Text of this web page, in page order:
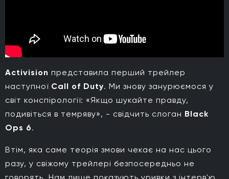
Activision представила перший трейлер
наступної Call of Duty. Ми знову занурюємося у
світ конспірології: «Якщо шукайте правду,
подивіться в темряву», - свідчить слоган Black
Ops 6.
Втім, яка саме теорія змови чекає на нас цього
разу, у свіжому трейлері безпосередньо не
говорять. Нам лише показують уривки з інтерв'ю,